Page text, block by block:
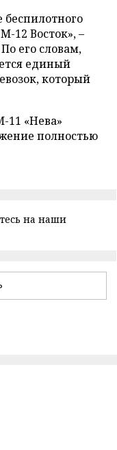
беспилотного
12 Восток», –
По его словам,
единый
который
11 «Нева»
полностью
на наши